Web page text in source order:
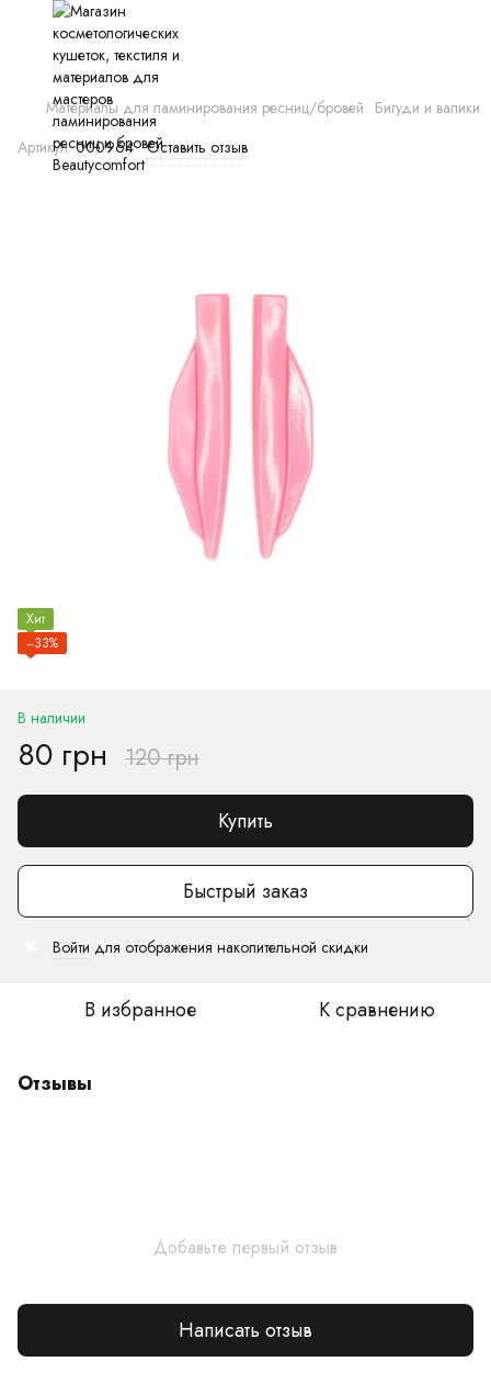
Материалы для ламинирования ресниц/бровей Бигуди и валики
Артикул:000964 Оставить отзыв
Хит
−33%
В наличии
80 грн 120 грн
Купить
Быстрый заказ
Войти для отображения накопительной скидки
В избранное К сравнению
Отзывы
Добавьте первый отзыв
Написать отзыв